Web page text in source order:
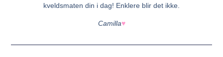
kveldsmaten din i dag! Enklere blir det ikke.
Camilla♥